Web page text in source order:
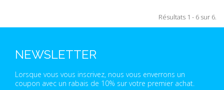
Résultats 1 - 6 sur 6.
NEWSLETTER
Lorsque vous vous inscrivez, nous vous enverrons un
coupon avec un rabais de 10% sur votre premier achat.